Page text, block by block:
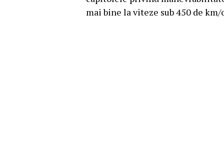
mai bine la viteze sub 450 de km/